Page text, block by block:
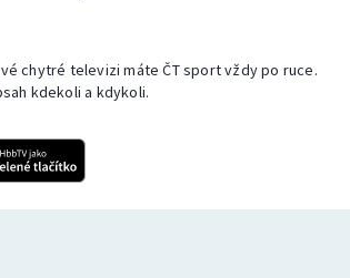
chytré televizi máte ČT sport vždy po ruce.
kdekoli a kdykoli.